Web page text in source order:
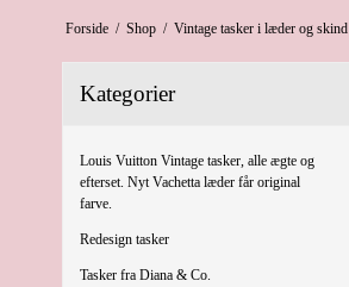
Forside / Shop / Vintage tasker i læder og skind
Kategorier
Louis Vuitton Vintage tasker, alle ægte og
efterset. Nyt Vachetta læder får original
farve.
Redesign tasker
Tasker fra Diana & Co.